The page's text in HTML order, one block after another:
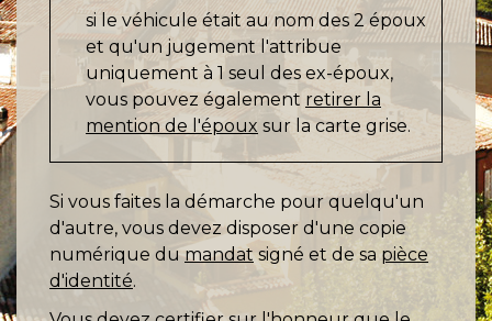
si le véhicule était au nom des 2 époux
et qu'un jugement l'attribue
uniquement à 1 seul des ex-époux,
vous pouvez également retirer la
mention de l'époux sur la carte grise.
Si vous faites la démarche pour quelqu'un
d'autre, vous devez disposer d'une copie
numérique dumandatsigné et de sapièce
d'identité.